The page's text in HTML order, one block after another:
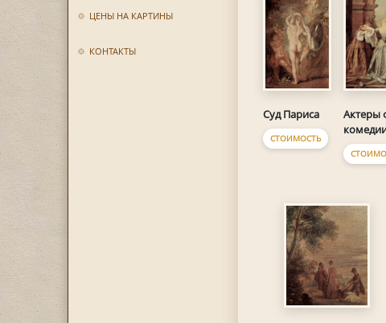
ЦЕНЫ НА КАРТИНЫ
КОНТАКТЫ
Суд Париса
СТОИМОСТЬ
Актеры